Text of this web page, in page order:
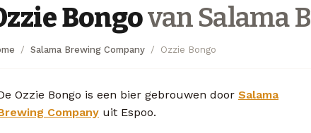
Bongovan Salama
Salama Brewing Company Ozzie Bongo
Ozzie Bongo is een bier gebrouwen door Salama
Company uit Espoo.